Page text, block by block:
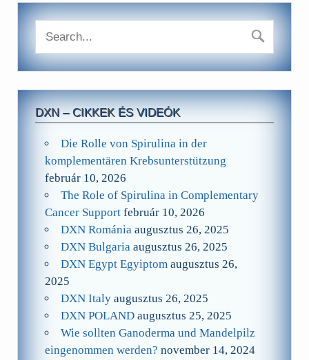
DXN – CIKKEK ÉS VIDEÓK
Die Rolle von Spirulina in der
komplementären Krebsunterstützung
február 10, 2026
The Role of Spirulina in Complementary
Cancer Support február 10, 2026
DXN Románia augusztus 26, 2025
DXN Bulgaria augusztus 26, 2025
DXN Egypt Egyiptom augusztus 26,
2025
DXN Italy augusztus 26, 2025
DXN POLAND augusztus 25, 2025
Wie sollten Ganoderma und Mandelpilz
eingenommen werden? november 14, 2024